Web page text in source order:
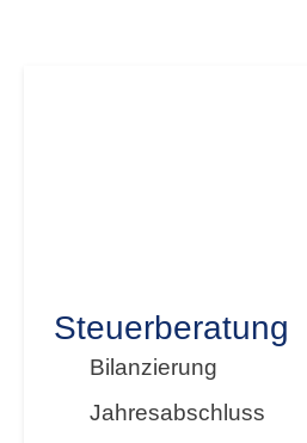
Steuerberatung
Bilanzierung
Jahresabschluss